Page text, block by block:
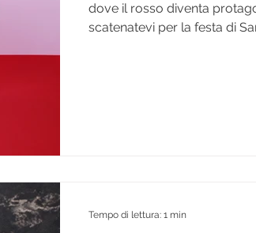
dove il rosso diventa
scatenatevi per la festa di
Tempo di lettura: 1 min